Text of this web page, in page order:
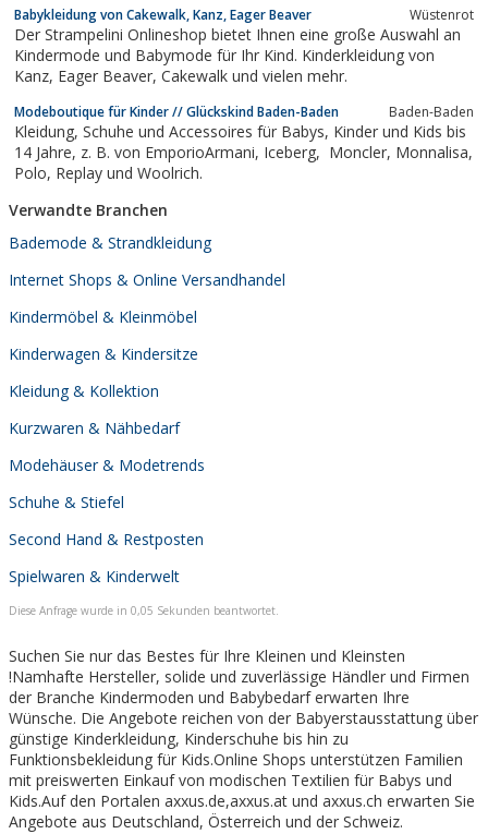
Babykleidung von Cakewalk, Kanz, Eager Beaver Wüstenrot
Der Strampelini Onlineshop bietet Ihnen eine große Auswahl an
Kindermode und Babymode für Ihr Kind. Kinderkleidung von
Kanz, Eager Beaver, Cakewalk und vielen mehr.
Modeboutique für Kinder // Glückskind Baden-Baden Baden-Baden
Kleidung, Schuhe und Accessoires für Babys, Kinder und Kids bis
14 Jahre, z. B. von EmporioArmani, Iceberg, Moncler, Monnalisa,
Polo, Replay und Woolrich.
Verwandte Branchen
Bademode & Strandkleidung
Internet Shops & Online Versandhandel
Kindermöbel & Kleinmöbel
Kinderwagen & Kindersitze
Kleidung & Kollektion
Kurzwaren & Nähbedarf
Modehäuser & Modetrends
Schuhe & Stiefel
Second Hand & Restposten
Spielwaren & Kinderwelt
Diese Anfrage wurde in 0,05 Sekunden beantwortet.
Suchen Sie nur das Bestes für Ihre Kleinen und Kleinsten
!Namhafte Hersteller, solide und zuverlässige Händler und Firmen
der Branche Kindermoden und Babybedarf erwarten Ihre
Wünsche. Die Angebote reichen von der Babyerstausstattung über
günstige Kinderkleidung, Kinderschuhe bis hin zu
Funktionsbekleidung für Kids.Online Shops unterstützen Familien
mit preiswerten Einkauf von modischen Textilien für Babys und
Kids.Auf den Portalen axxus.de,axxus.at und axxus.ch erwarten Sie
Angebote aus Deutschland, Österreich und der Schweiz.